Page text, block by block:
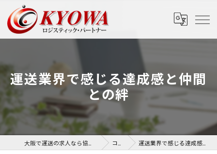
運送業界で感じる達成感と仲間
との絆
コラム 運送業界で感じる達成感と仲間との絆